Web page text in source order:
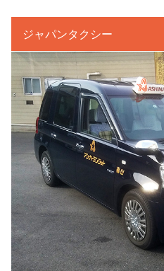
ジャパンタクシー